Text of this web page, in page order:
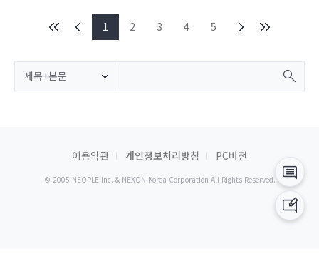
1 2 3 4 5
제목+본문
이용약관 개인정보처리방침 PC버전
© 2005 NEOPLE Inc. & NEXON Korea Corporation All Rights Reserved.